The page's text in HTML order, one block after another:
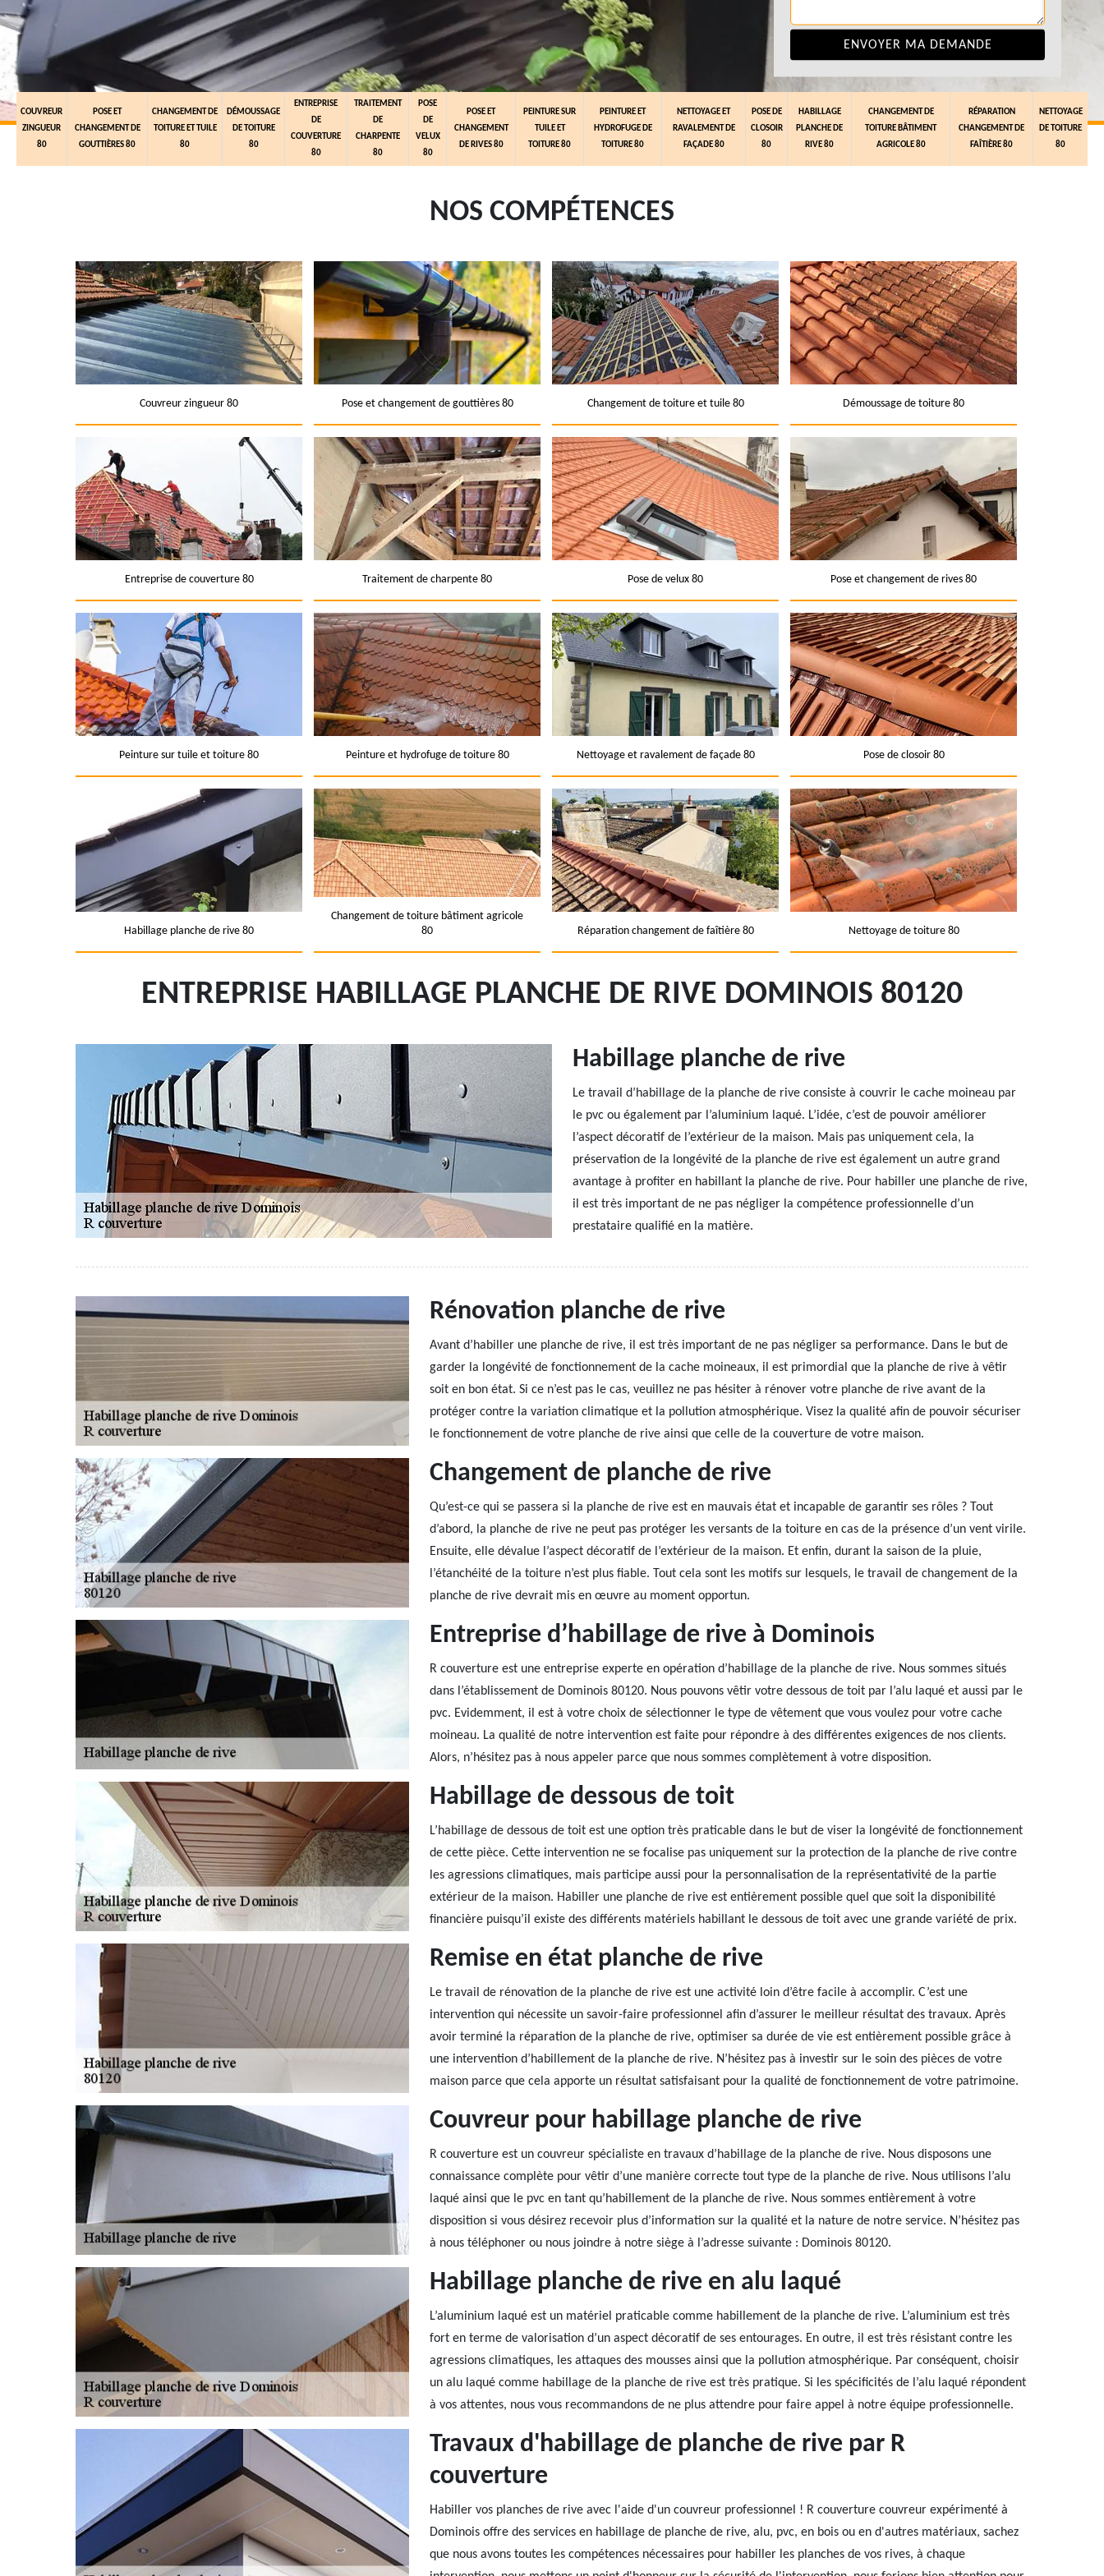
COUVREUR
ZINGUEUR
80
POSE ET
CHANGEMENT DE
GOUTTIÈRES 80
CHANGEMENT DE
TOITURE ET TUILE
80
DÉMOUSSAGE
DE TOITURE
80
ENTREPRISE
DE
COUVERTURE
80
TRAITEMENT
DE
CHARPENTE
80
POSE
DE
VELUX
80
POSE ET
CHANGEMENT
DE RIVES 80
PEINTURE SUR
TUILE ET
TOITURE 80
PEINTURE ET
HYDROFUGE DE
TOITURE 80
NETTOYAGE ET
RAVALEMENT DE
FAÇADE 80
POSE DE
CLOSOIR
80
HABILLAGE
PLANCHE DE
RIVE 80
CHANGEMENT DE
TOITURE BÂTIMENT
AGRICOLE 80
RÉPARATION
CHANGEMENT DE
FAÎTIÈRE 80
NETTOYAGE
DE TOITURE
80
NOS COMPÉTENCES
Couvreur zingueur 80 Pose et changement de gouttières 80 Changement de toiture et tuile 80 Démoussage de toiture 80
Entreprise de couverture 80 Traitement de charpente 80 Pose de velux 80 Pose et changement de rives 80
Peinture sur tuile et toiture 80 Peinture et hydrofuge de toiture 80 Nettoyage et ravalement de façade 80 Pose de closoir 80
Habillage planche de rive 80
Changement de toiture bâtiment agricole
80
Réparation changement de faîtière 80 Nettoyage de toiture 80
ENTREPRISE HABILLAGE PLANCHE DE RIVE DOMINOIS 80120
Habillage planche de rive
Le travail d’habillage de la planche de rive consiste à couvrir le cache moineau par
le pvc ou également par l’aluminium laqué. L’idée, c’est de pouvoir améliorer
l’aspect décoratif de l’extérieur de la maison. Mais pas uniquement cela, la
préservation de la longévité de la planche de rive est également un autre grand
avantage à profiter en habillant la planche de rive. Pour habiller une planche de rive,
il est très important de ne pas négliger la compétence professionnelle d’un
prestataire qualifié en la matière.
Rénovation planche de rive
Avant d’habiller une planche de rive, il est très important de ne pas négliger sa performance. Dans le but de
garder la longévité de fonctionnement de la cache moineaux, il est primordial que la planche de rive à vêtir
soit en bon état. Si ce n’est pas le cas, veuillez ne pas hésiter à rénover votre planche de rive avant de la
protéger contre la variation climatique et la pollution atmosphérique. Visez la qualité afin de pouvoir sécuriser
le fonctionnement de votre planche de rive ainsi que celle de la couverture de votre maison.
Changement de planche de rive
Qu’est-ce qui se passera si la planche de rive est en mauvais état et incapable de garantir ses rôles ? Tout
d’abord, la planche de rive ne peut pas protéger les versants de la toiture en cas de la présence d’un vent virile.
Ensuite, elle dévalue l’aspect décoratif de l’extérieur de la maison. Et enfin, durant la saison de la pluie,
l’étanchéité de la toiture n’est plus fiable. Tout cela sont les motifs sur lesquels, le travail de changement de la
planche de rive devrait mis en œuvre au moment opportun.
Entreprise d’habillage de rive à Dominois
R couverture est une entreprise experte en opération d’habillage de la planche de rive. Nous sommes situés
dans l’établissement de Dominois 80120. Nous pouvons vêtir votre dessous de toit par l’alu laqué et aussi par le
pvc. Evidemment, il est à votre choix de sélectionner le type de vêtement que vous voulez pour votre cache
moineau. La qualité de notre intervention est faite pour répondre à des différentes exigences de nos clients.
Alors, n’hésitez pas à nous appeler parce que nous sommes complètement à votre disposition.
Habillage de dessous de toit
L’habillage de dessous de toit est une option très praticable dans le but de viser la longévité de fonctionnement
de cette pièce. Cette intervention ne se focalise pas uniquement sur la protection de la planche de rive contre
les agressions climatiques, mais participe aussi pour la personnalisation de la représentativité de la partie
extérieur de la maison. Habiller une planche de rive est entièrement possible quel que soit la disponibilité
financière puisqu’il existe des différents matériels habillant le dessous de toit avec une grande variété de prix.
Remise en état planche de rive
Le travail de rénovation de la planche de rive est une activité loin d’être facile à accomplir. C’est une
intervention qui nécessite un savoir-faire professionnel afin d’assurer le meilleur résultat des travaux. Après
avoir terminé la réparation de la planche de rive, optimiser sa durée de vie est entièrement possible grâce à
une intervention d’habillement de la planche de rive. N’hésitez pas à investir sur le soin des pièces de votre
maison parce que cela apporte un résultat satisfaisant pour la qualité de fonctionnement de votre patrimoine.
Couvreur pour habillage planche de rive
R couverture est un couvreur spécialiste en travaux d’habillage de la planche de rive. Nous disposons une
connaissance complète pour vêtir d’une manière correcte tout type de la planche de rive. Nous utilisons l’alu
laqué ainsi que le pvc en tant qu’habillement de la planche de rive. Nous sommes entièrement à votre
disposition si vous désirez recevoir plus d’information sur la qualité et la nature de notre service. N’hésitez pas
à nous téléphoner ou nous joindre à notre siège à l’adresse suivante : Dominois 80120.
Habillage planche de rive en alu laqué
L’aluminium laqué est un matériel praticable comme habillement de la planche de rive. L’aluminium est très
fort en terme de valorisation d’un aspect décoratif de ses entourages. En outre, il est très résistant contre les
agressions climatiques, les attaques des mousses ainsi que la pollution atmosphérique. Par conséquent, choisir
un alu laqué comme habillage de la planche de rive est très pratique. Si les spécificités de l’alu laqué répondent
à vos attentes, nous vous recommandons de ne plus attendre pour faire appel à notre équipe professionnelle.
Travaux d'habillage de planche de rive par R
couverture
Habiller vos planches de rive avec l'aide d'un couvreur professionnel ! R couverture couvreur expérimenté à
Dominois offre des services en habillage de planche de rive, alu, pvc, en bois ou en d'autres matériaux, sachez
que nous avons toutes les compétences nécessaires pour habiller les planches de vos rives, à chaque